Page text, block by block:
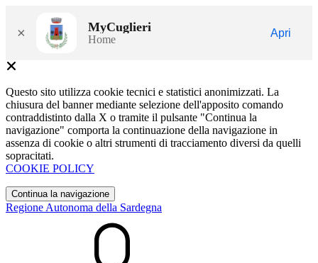
× MyCuglieri
Home
Apri
Questo sito utilizza cookie tecnici e statistici anonimizzati. La
chiusura del banner mediante selezione dell'apposito comando
contraddistinto dalla X o tramite il pulsante "Continua la
navigazione" comporta la continuazione della navigazione in
assenza di cookie o altri strumenti di tracciamento diversi da quelli
sopracitati.
COOKIE POLICY
Continua la navigazione
Regione Autonoma della Sardegna